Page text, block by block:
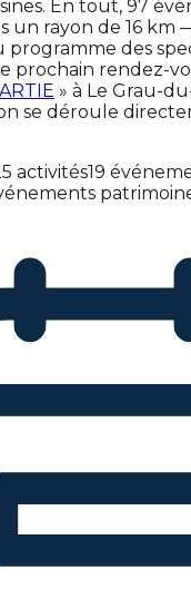
En tout, 97
un rayon de 16 km
des
prochain rendez-
» à Le Grau-
se déroule
activités19